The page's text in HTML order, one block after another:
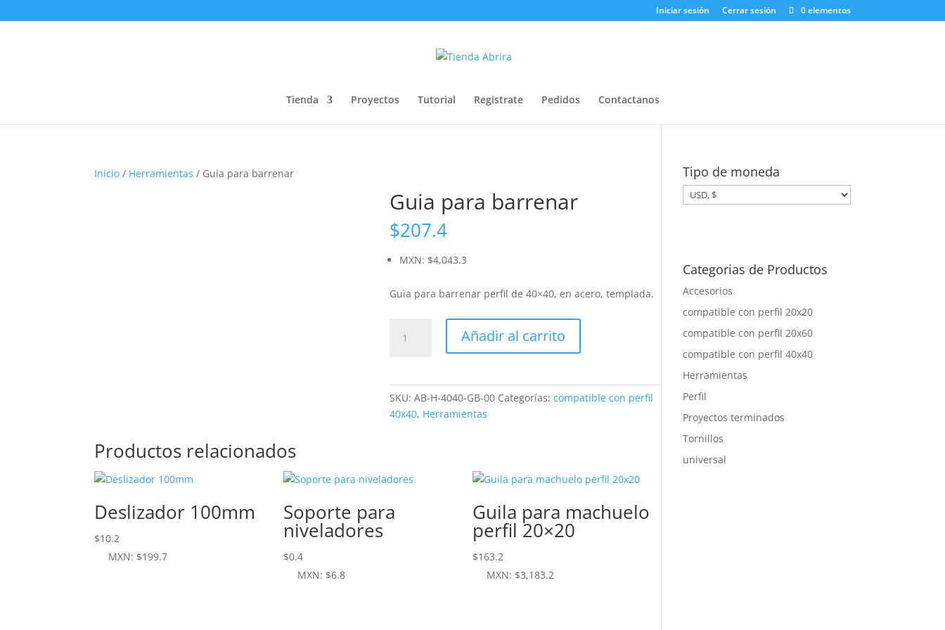
Iniciar sesión Cerrar sesión 0 elementos
Tienda Proyectos Tutorial Registrate Pedidos Contactanos
Inicio / Herramientas / Guia para barrenar
Guia para barrenar
$207.4
MXN: $4,043.3
Guia para barrenar perfil de 40×40, en acero, templada.
para
Añadir al carrito
SKU: AB-H-4040-GB-00 Categorías: compatible con perfil
40x40, Herramientas
Productos relacionados
Deslizador 100mm
$10.2
MXN: $199.7
Soporte para
niveladores
$0.4
MXN: $6.8
Guila para machuelo
perfil 20×20
$163.2
MXN: $3,183.2
Tipo de moneda
Categorias de Productos
Accesorios
compatible con perfil 20x20
compatible con perfil 20x60
compatible con perfil 40x40
Herramientas
Perfil
Proyectos terminados
Tornillos
universal